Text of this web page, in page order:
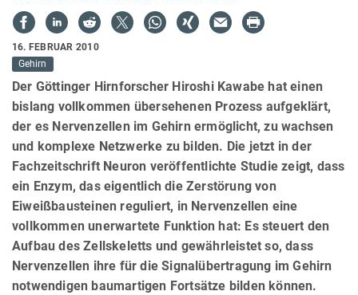
16. FEBRUAR 2010
Gehirn
Der Göttinger Hirnforscher Hiroshi Kawabe hat einen
bislang vollkommen übersehenen Prozess aufgeklärt,
der es Nervenzellen im Gehirn ermöglicht, zu wachsen
und komplexe Netzwerke zu bilden. Die jetzt in der
Fachzeitschrift Neuron veröffentlichte Studie zeigt, dass
ein Enzym, das eigentlich die Zerstörung von
Eiweißbausteinen reguliert, in Nervenzellen eine
vollkommen unerwartete Funktion hat: Es steuert den
Aufbau des Zellskeletts und gewährleistet so, dass
Nervenzellen ihre für die Signalübertragung im Gehirn
notwendigen baumartigen Fortsätze bilden können.